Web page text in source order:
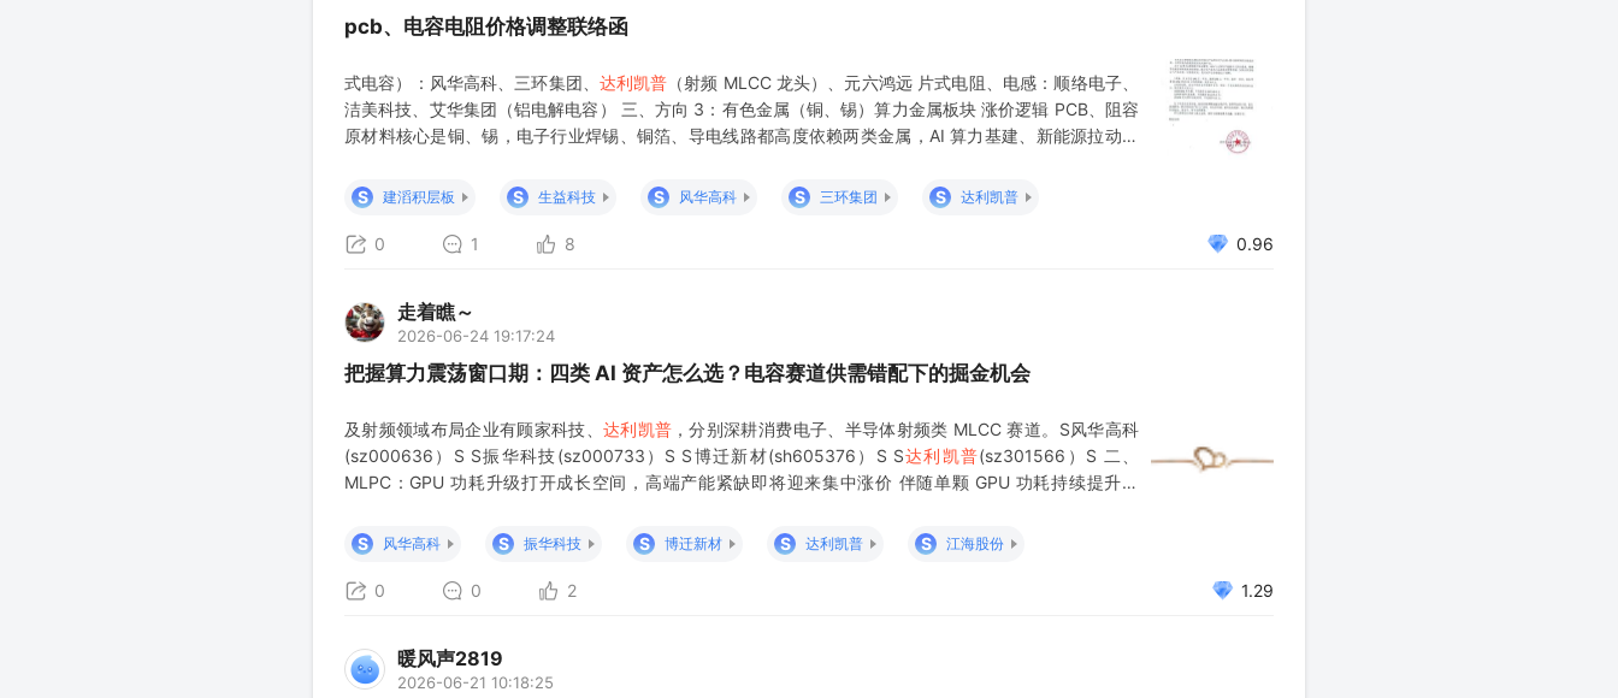
pcb、电容电阻价格调整联络函
式电容）：风华高科、三环集团、 达利凯普 （射频 MLCC 龙头）、元六鸿远 片式电阻、电感：顺络电子、
洁美科技、艾华集团（铝电解电容） 三、方向 3：有色金属（铜、锡）算力金属板块 涨价逻辑 PCB、阻容
原材料核心是铜、锡，电子行业焊锡、铜箔、导电线路都高度依赖两类金属，AI 算力基建、新能源拉动工
矿业 锡（电子焊料刚需）：锡业股
S 建滔积层板 S 生益科技 S 风华高科 S 三环集团 S 达利凯普
0 1 8 0.96
走着瞧～
2026-06-24 19:17:24
把握算力震荡窗口期：四类 AI 资产怎么选？电容赛道供需错配下的掘金机会
及射频领域布局企业有顾家科技、 达利凯普 ，分别深耕消费电子、半导体射频类 MLCC 赛道。S风华高科
(sz000636）S S振华科技(sz000733）S S博迁新材(sh605376）S S达利凯普(sz301566）S 二、
MLPC：GPU 功耗升级打开成长空间，高端产能紧缺即将迎来集中涨价 伴随单颗 GPU 功耗持续提升，
长，
S 风华高科 S 振华科技 S 博迁新材 S 达利凯普 S 江海股份
0 0 2 1.29
暖风声2819
2026-06-21 10:18:25